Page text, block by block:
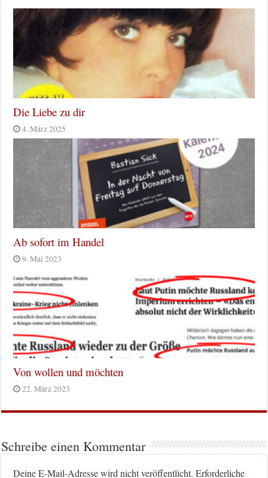
Die Liebe zu dir
4. März 2025
Ab sofort im Handel
9. Mai 2023
Von wollen und möchten
22. März 2023
Schreibe einen Kommentar
Deine E-Mail-Adresse wird nicht veröffentlicht. Erforderliche